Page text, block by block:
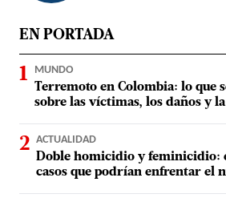
EN PORTADA
MUNDO
Terremoto en Colombia: lo que
sobre las víctimas, los daños y
ACTUALIDAD
Doble homicidio y feminicidio:
casos que podrían enfrentar el